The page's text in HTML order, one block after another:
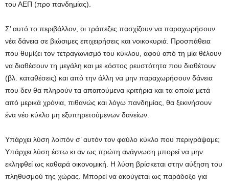
του ΑΕΠ (προ πανδημίας).
Σ’ αυτό το περιβάλλον, οι τράπεζες πασχίζουν να παραχωρήσουν
νέα δάνεια σε βιώσιμες επιχειρήσεις και νοικοκυριά. Προσπάθεια
που θυμίζει τον τετραγωνισμό του κύκλου, αφού από τη μία θέλουν
να διαθέσουν τη μεγάλη και με κόστος ρευστότητα που διαθέτουν
(βλ. καταθέσεις) και από την άλλη να μην παραχωρήσουν δάνεια
που δεν θα πληρούν τα απαιτούμενα κριτήρια και τα οποία μετά
από μερικά χρόνια, πιθανώς και λόγω πανδημίας, θα ξεκινήσουν
ένα νέο κύκλο μη εξυπηρετούμενων δανείων.
Υπάρχει λύση λοιπόν σ’ αυτόν τον φαύλο κύκλο που περιγράψαμε;
Υπάρχει λύση έστω κι αν ως πρώτη ανάγνωση μπορεί να μην
εκληφθεί ως καθαρά οικονομική. Η λύση βρίσκεται στην αύξηση του
πληθυσμού της χώρας. Μπορεί να ακούγεται ως παράδοξο για